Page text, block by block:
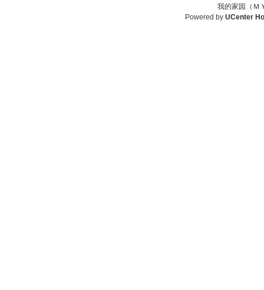
我的家园（
Powered by UCenter